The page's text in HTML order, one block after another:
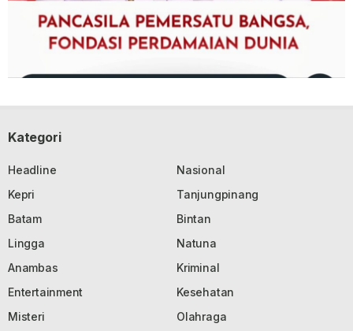
Kategori
Headline
Nasional
Kepri
Tanjungpinang
Batam
Bintan
Lingga
Natuna
Anambas
Kriminal
Entertainment
Kesehatan
Misteri
Olahraga